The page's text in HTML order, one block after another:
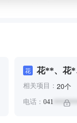
花
花**、花
相关项目： 20个
电话： 041